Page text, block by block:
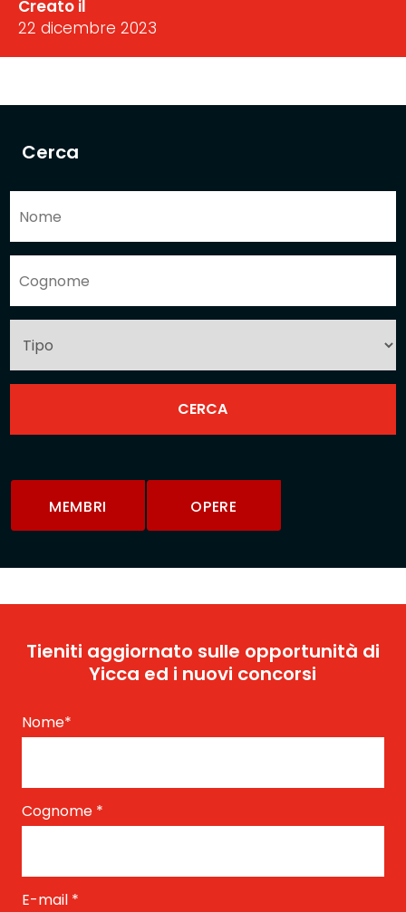
Cerca
MEMBRI OPERE
Creato il
22 dicembre 2023
Tieniti aggiornato sulle opportunità di
Yicca ed i nuovi concorsi
Nome*
Cognome *
E-mail *